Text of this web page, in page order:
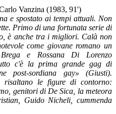
Vanzina (1983, 91')
e spostato ai tempi attuali. Non
Primo di una fortunata serie di
è anche tra i migliori. Calà non
come giovane romano un
e Rossana Di Lorenzo
c'è la prima grande gag di
post-sordiana gay» (Giusti).
risaltano le figure di contorno:
genitori di De Sica, la meteora
Guido Nicheli, cummenda